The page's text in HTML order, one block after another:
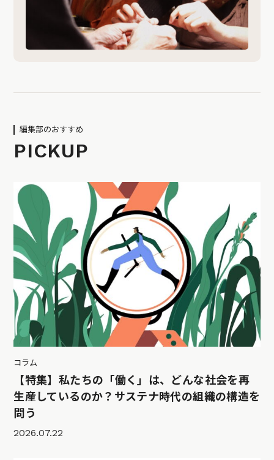
編集部のおすすめ
PICKUP
コラム
【特集】私たちの「働く」は、どんな社会を再
生産しているのか？サステナ時代の組織の構造を
問う
2026.07.22